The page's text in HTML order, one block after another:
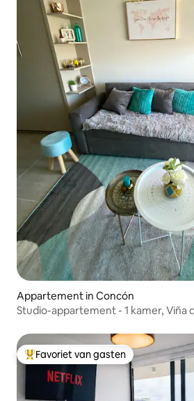
Appartement in Concón
Studio-appartement - 1 kamer, Viña
Topfavoriet van gasten
Favoriet van gasten